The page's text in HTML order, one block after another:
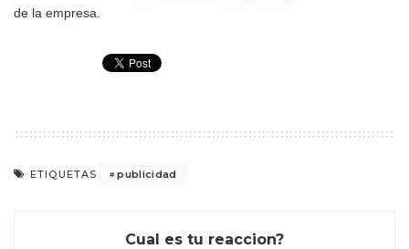
de la empresa.
ETIQUETAS publicidad
Cual es tu reaccion?